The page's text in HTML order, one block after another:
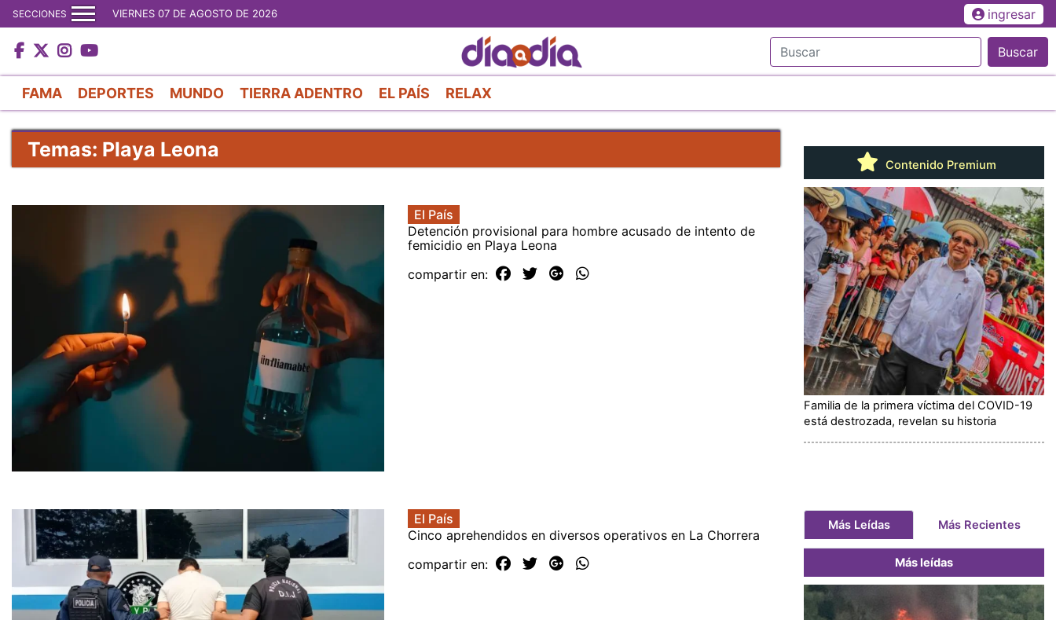
al
contenido
principal
SECCIONES VIERNES 07 DE AGOSTO DE 2026 ingresar
Buscar
FAMA DEPORTES MUNDO TIERRA ADENTRO EL PAÍS RELAX
Temas: Playa Leona
El País
Detención provisional para hombre acusado de intento de
femicidio en Playa Leona
compartir en:
El País
Cinco aprehendidos en diversos operativos en La Chorrera
compartir en:
Contenido Premium
Familia de la primera víctima del COVID-19
está destrozada, revelan su historia
Más Leídas Más Recientes
Más leídas